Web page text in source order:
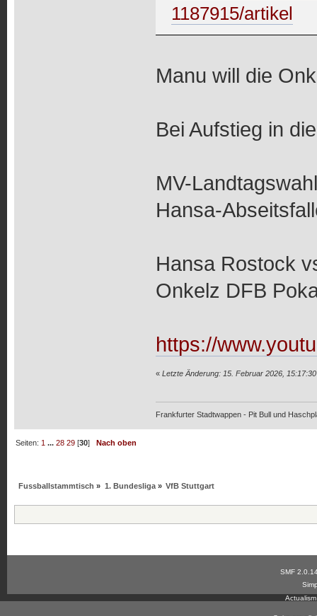
1187915/artikel
Manu will die
Bei Aufstieg in
MV-
Hansa-
Hansa Rostock
Onkelz DFB
https://
« Letzte Änderung: 15. Februar 2026,
Frankfurter Stadtwappen - Pit Bull und
Seiten:1 ...28 29 [30] Nach oben
Fussballstammtisch » 1. Bundesliga» VfB Stuttgart
SMF